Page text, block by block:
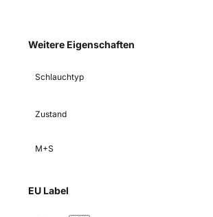
Weitere Eigenschaften
Schlauchtyp
Zustand
M+S
EU Label